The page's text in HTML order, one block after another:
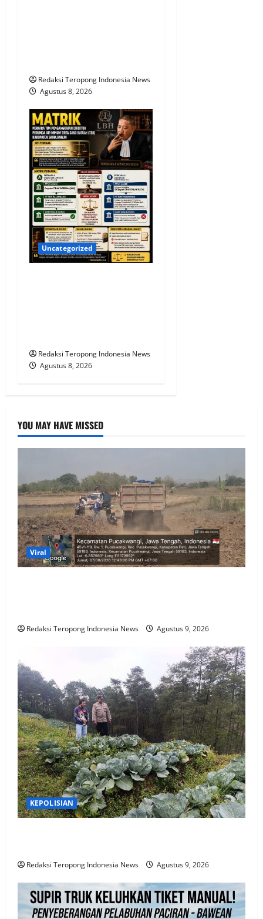
Redaksi Teropong Indonesia News
Agustus 8, 2026
Uncategorized
Redaksi Teropong Indonesia News
Agustus 8, 2026
YOU MAY HAVE MISSED
Viral
Redaksi Teropong Indonesia News Agustus 9, 2026
KEPOLISIAN
Redaksi Teropong Indonesia News Agustus 9, 2026